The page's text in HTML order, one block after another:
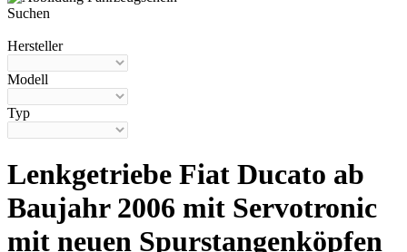
Suchen
Hersteller
Modell
Typ
Lenkgetriebe Fiat Ducato ab
Baujahr 2006 mit Servotronic
mit neuen Spurstangenköpfen